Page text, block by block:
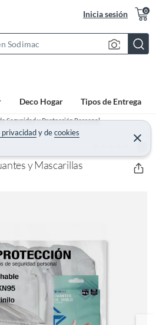
Inicia sesión 0
c
h
B
r
Deco Hogar Tipos de Entrega
privacidadydecookies
C
e
r
a
r
Seguridad y Protección Personal
(0)
y Mascarillas